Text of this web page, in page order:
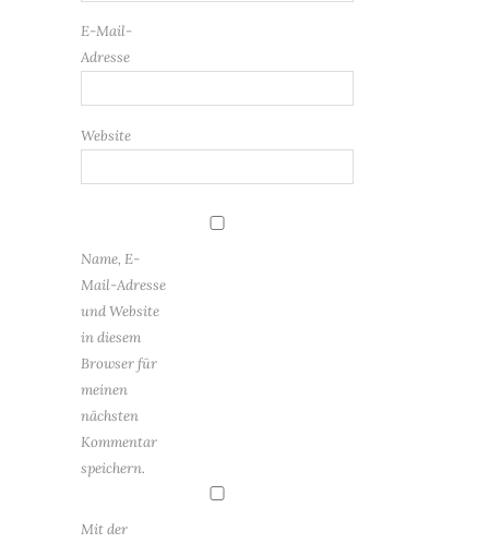
E-Mail-
Adresse
Website
Name, E-
Mail-Adresse
und Website
in diesem
Browser für
meinen
nächsten
Kommentar
speichern.
Mit der